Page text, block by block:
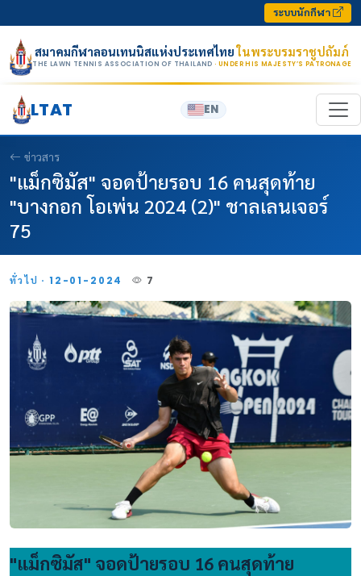
ระบบนักกีฬา
สมาคมกีฬาลอนเทนนิสแห่งประเทศไทยในพระบรมราชูปถัมภ์
THE LAWN TENNIS ASSOCIATION OF THAILAND · UNDER HIS MAJESTY’S PATRONAGE
LTAT EN
ข่าวสาร
"แม็กซิมัส" จอดป้ายรอบ 16 คนสุดท้าย
"บางกอก โอเพ่น 2024 (2)" ชาลเลนเจอร์
75
ทั่วไป · 12-01-2024 7
"แม็กซิมัส" จอดป้ายรอบ 16 คนสุดท้าย